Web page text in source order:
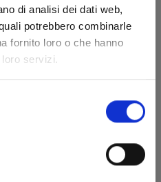
di analisi dei dati web,
potrebbero combinarle
fornito loro o che hanno
servizi.
n. 2